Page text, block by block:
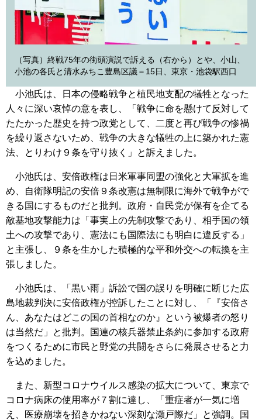
（写真）終戦75年の街頭演説で訴える（右から）とや、小山、
小池の各氏と清水みちこ豊島区議＝15日、東京・池袋駅西口
小池氏は、日本の侵略戦争と植民地支配の犠牲となった
人々に深い哀悼の意を表し、「戦争に命を懸けて反対して
たたかった歴史を持つ政党として、二度と再び戦争の惨禍
を繰り返さないため、戦争の大きな犠牲の上に築かれた憲
法、とりわけ９条を守り抜く」と訴えました。
小池氏は、安倍政権は日米軍事同盟の強化と大軍拡を進
め、自衛隊明記の安倍９条改憲は無制限に海外で戦争がで
きる国にするものだと批判。政府・自民党が保有を企てる
敵基地攻撃能力は「事実上の先制攻撃であり、相手国の領
土への攻撃であり、憲法にも国際法にも明白に違反する」
と主張し、９条を生かした積極的な平和外交への転換を主
張しました。
小池氏は、「黒い雨」訴訟で国の誤りを明確に断じた広
島地裁判決に安倍政権が控訴したことに対し、「『安倍さ
ん、あなたはどこの国の首相なのか』という被爆者の怒り
は当然だ」と批判。国連の核兵器禁止条約に参加する政府
をつくるために市民と野党の共闘をさらに発展させると力
を込めました。
また、新型コロナウイルス感染の拡大について、東京で
コロナ病床の使用率が７割に達し、「重症者が一気に増
え、医療崩壊を招きかねない深刻な瀬戸際だ」と強調。国